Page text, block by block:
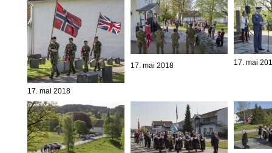
17. mai 2018
17. mai 2018 17. mai